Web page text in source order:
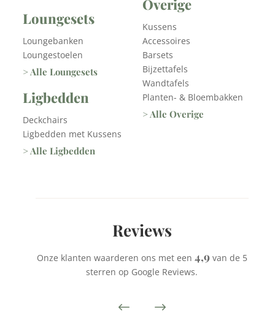
Loungesets
Loungebanken
Loungestoelen
> Alle Loungesets
Ligbedden
Deckchairs
Ligbedden met Kussens
> Alle Ligbedden
Overige
Kussens
Accessoires
Barsets
Bijzettafels
Wandtafels
Planten- & Bloembakken
> Alle Overige
Reviews
Onze klanten waarderen ons met een 4,9van de 5
sterren op Google Reviews.